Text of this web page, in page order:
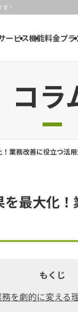
！
ービス機能料金プラ
コラ
業務改善に役立つ活
最大化
もくじ
を劇的に変える